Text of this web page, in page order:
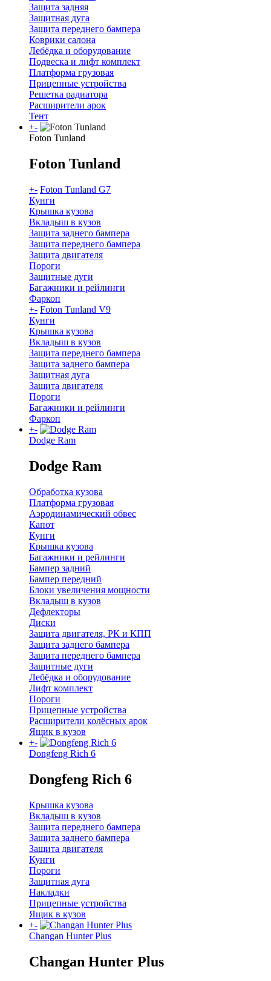
Защита задняя
Защитная дуга
Защита переднего бампера
Коврики салона
Лебёдка и оборудование
Подвеска и лифт комплект
Платформа грузовая
Прицепные устройства
Решетка радиатора
Расширители арок
Тент
+-
Foton Tunland
Foton Tunland
+- Foton Tunland G7
Кунги
Крышка кузова
Вкладыш в кузов
Защита заднего бампера
Защита переднего бампера
Защита двигателя
Пороги
Защитные дуги
Багажники и рейлинги
Фаркоп
+- Foton Tunland V9
Кунги
Крышка кузова
Вкладыш в кузов
Защита переднего бампера
Защита заднего бампера
Защитная дуга
Защита двигателя
Пороги
Багажники и рейлинги
Фаркоп
+-
Dodge Ram
Dodge Ram
Обработка кузова
Платформа грузовая
Аэродинамический обвес
Капот
Кунги
Крышка кузова
Багажники и рейлинги
Бампер задний
Бампер передний
Блоки увеличения мощности
Вкладыш в кузов
Дефлекторы
Диски
Защита двигателя, РК и КПП
Защита заднего бампера
Защита переднего бампера
Защитные дуги
Лебёдка и оборудование
Лифт комплект
Пороги
Прицепные устройства
Расширители колёсных арок
Ящик в кузов
+-
Dongfeng Rich 6
Dongfeng Rich 6
Крышка кузова
Вкладыш в кузов
Защита переднего бампера
Защита заднего бампера
Защита двигателя
Кунги
Пороги
Защитная дуга
Накладки
Прицепные устройства
Ящик в кузов
+-
Changan Hunter Plus
Changan Hunter Plus